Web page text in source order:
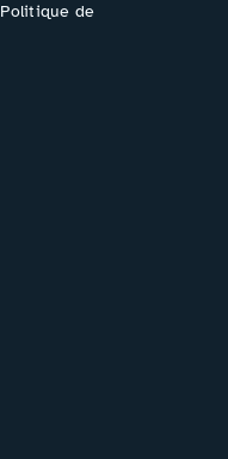
Politique de